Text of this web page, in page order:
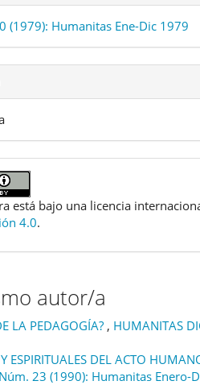
(1979): Humanitas Ene-Dic 1979
está bajo una licencia
4.0.
autor/a
LA PEDAGOGÍA? , HUMANITAS
ESPIRITUALES DEL ACTO
23 (1990): Humanitas Enero-